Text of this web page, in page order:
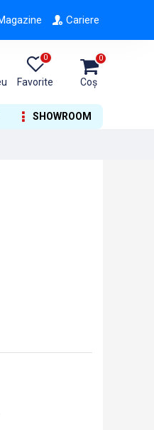
Cariere
Favorite
0
Coș
0
SHOWROOM